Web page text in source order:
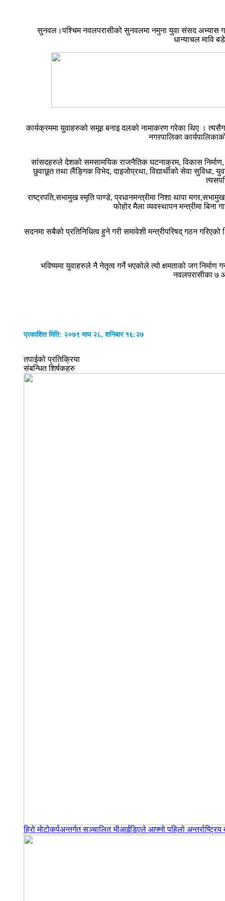
सुनवल।पश्चिम नवलपरासीको सुनवलमा नमुना युवा संसद अभ्यास
धान्याचल मावि
कार्यक्रममा युवाहरुको समूह बनाइ दलको नामाकरण गरेका थिए ।
नगरपालिका
सांसदहरुले देशको समसामयिक राजनैतिक घटनाक्रम, विकास निर्माण,
छुवाछूत तथा लैंङ्गिक विभेद, दाइजोप्रथा, विद्यार्थीको सेवा
राष्ट्रपति,सभामुख स्मृति पाण्डे, प्रधानमन्त्रीमा निशा थापा
फोहोर मैला व्यवस्थापन मन्त्रीमा बिना
सदनमा सबैको प्रतिनिधित्व हुने गरी समावेशी मन्त्रीपरिषद् गठन
भविष्यमा युवाहरुले नै नेतृत्व गर्ने भएकोले त्यो क्षमताको जग
नवलपरासीका ७
प्रकाशित मिति: २०७९ माघ २८, शनिबार १६:२७
तपाईको प्रतिक्रिया
संबन्धित शिर्षकहरु
हिरो मोटोकर्पअन्तर्गत सञ्चालित भीआईडिएले आफ्नो पहिलो